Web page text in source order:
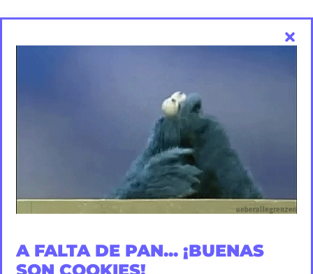
A FALTA DE PAN... ¡BUENAS
SON COOKIES!